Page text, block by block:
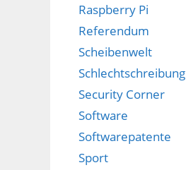
Raspberry Pi
Referendum
Scheibenwelt
Schlechtschreibung
Security Corner
Software
Softwarepatente
Sport